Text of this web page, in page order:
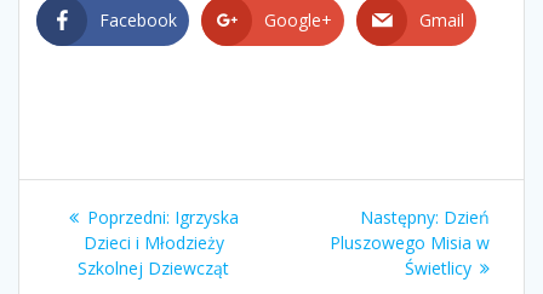
Facebook Google+ Gmail
Nawigacja
wpisu
Poprzedni: Poprzedni
wpis:
Igrzyska
Dzieci i Młodzieży
Szkolnej Dziewcząt
Następny: Następny
wpis:
Dzień
Pluszowego Misia w
Świetlicy